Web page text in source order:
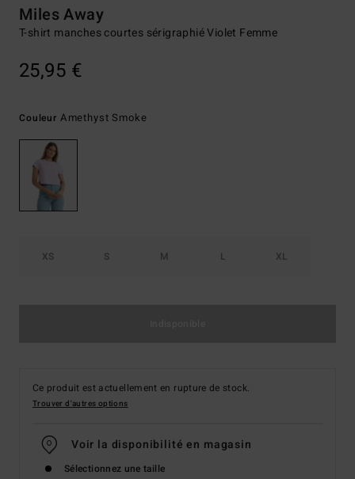
Miles Away
T-shirt manches courtes sérigraphié Violet Femme
25,95 €
Couleur Amethyst Smoke
XS S M L XL
Ce produit est actuellement en rupture de stock.
Trouver d'autres options
Voir la disponibilité en magasin
Sélectionnez une taille